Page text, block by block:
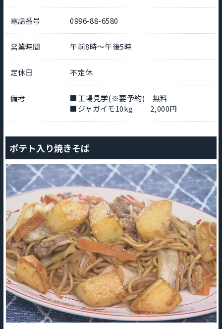
電話番号 0996-88-6580
営業時間 午前8時～午後5時
定休日 不定休
備考
■工場見学(※要予約) 無料
■ジャガイモ10kg 2,000円
ポテト入り焼きそば